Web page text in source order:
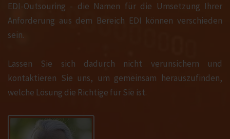
EDI-Outsouring - die Namen für die Umsetzung Ihrer
Anforderung aus dem Bereich EDI können verschieden
sein.
Lassen Sie sich dadurch nicht verunsichern und
kontaktieren Sie uns, um gemeinsam herauszufinden,
welche Lösung die Richtige für Sie ist.